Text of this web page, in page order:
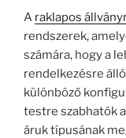
A raklapos
rendszerek,
számára, hogy a
rendelkezésre
különböző
testre szabhatók
áruk típusának